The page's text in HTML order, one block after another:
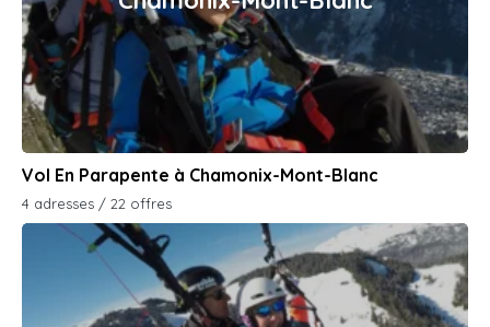
Vol En Parapente à Chamonix-Mont-Blanc
4 adresses / 22 offres